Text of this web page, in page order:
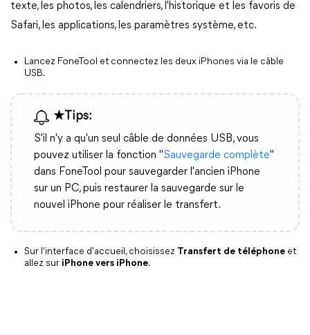
texte, les photos, les calendriers, l'historique et les favoris de
Safari, les applications, les paramètres système, etc.
Lancez FoneTool et connectez les deux iPhones via le câble
USB.
★Tips:
S'il n'y a qu'un seul câble de données USB, vous
pouvez utiliser la fonction "Sauvegarde complète"
dans FoneTool pour sauvegarder l'ancien iPhone
sur un PC, puis restaurer la sauvegarde sur le
nouvel iPhone pour réaliser le transfert.
Sur l'interface d'accueil, choisissez Transfert de téléphone et
allez sur iPhone vers iPhone.